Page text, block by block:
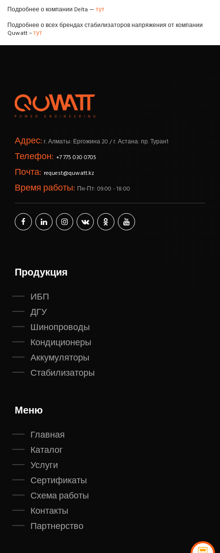
Подробнее о компании Delta —тут
Подробнее о всех брендах стабилизаторов напряжения от компании
Quwatt –тут
Адрес: г. Алматы: Ергожина 20 / г. Астана: пр. Туран1
Телефон: +7 775 030 0705
Почта: request@quwatt.kz
Время работы: Пн-Пт: 09:00 - 18:00
Продукция
ИБП
ДГУ
Шинопроводы
Кондиционеры
Аккумуляторы
Стабилизаторы
Меню
Главная
Каталог
Услуги
Сертификаты
Схема работы
Контакты
Партнерство